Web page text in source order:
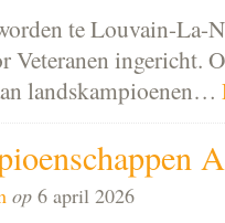
te Louvain-La-
Veteranen ingericht.
landskampioenen…
op 6 april 2026